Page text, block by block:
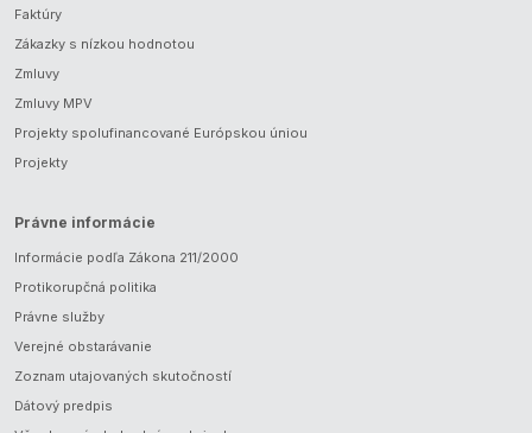
Faktúry
Zákazky s nízkou hodnotou
Zmluvy
Zmluvy MPV
Projekty spolufinancované Európskou úniou
Projekty
Právne informácie
Informácie podľa Zákona 211/2000
Protikorupčná politika
Právne služby
Verejné obstarávanie
Zoznam utajovaných skutočností
Dátový predpis